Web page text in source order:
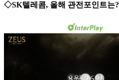
◇SK텔레콤, 올해 관전포인트는?